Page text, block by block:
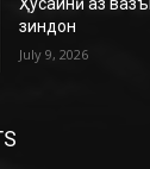
зиндон
July 9, 2026